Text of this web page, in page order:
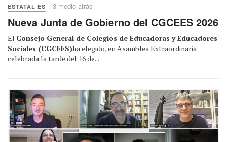
ESTATAL ES 3 medio atrás
Nueva Junta de Gobierno del CGCEES 2026
El Consejo General de Colegios de Educadoras y Educadores
Sociales (CGCEES)ha elegido, en Asamblea Extraordinaria
celebrada la tarde del 16 de...